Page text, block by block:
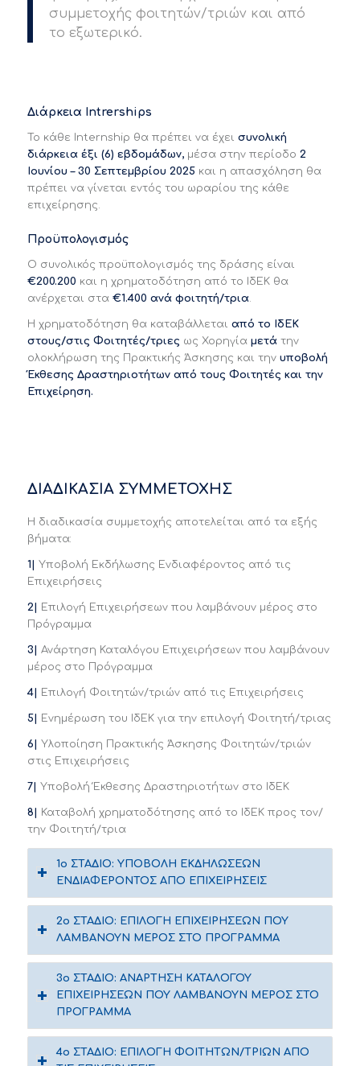
συμμετοχής φοιτητών/τριών και από
το εξωτερικό.
Διάρκεια Intrerships
Το κάθε Internship θα πρέπει να έχει συνολική
διάρκεια έξι (6) εβδομάδων, μέσα στην περίοδο 2
Ιουνίου – 30 Σεπτεμβρίου 2025 και η απασχόληση θα
πρέπει να γίνεται εντός του ωραρίου της κάθε
επιχείρησης.
Προϋπολογισμός
Ο συνολικός προϋπολογισμός της δράσης είναι
€200.200 και η χρηματοδότηση από το ΙδΕΚ θα
ανέρχεται στα €1.400 ανά φοιτητή/τρια.
Η χρηματοδότηση θα καταβάλλεται από το ΙδΕΚ
στους/στις Φοιτητές/τριες ως Χορηγία μετά την
ολοκλήρωση της Πρακτικής Άσκησης και την υποβολή
Έκθεσης Δραστηριοτήτων από τους Φοιτητές και την
Επιχείρηση.
ΔΙΑΔΙΚΑΣΙΑ ΣΥΜΜΕΤΟΧΗΣ
Η διαδικασία συμμετοχής αποτελείται από τα εξής
βήματα:
1|
Υποβολή Εκδήλωσης Ενδιαφέροντος από τις
Επιχειρήσεις
2|
Επιλογή Επιχειρήσεων που λαμβάνουν μέρος στο
Πρόγραμμα
3|
Ανάρτηση Καταλόγου Επιχειρήσεων που λαμβάνουν
μέρος στο Πρόγραμμα
4| Επιλογή Φοιτητών/τριών από τις Επιχειρήσεις
5| Ενημέρωση του ΙδΕΚ για την επιλογή Φοιτητή/τριας
6|
Υλοποίηση Πρακτικής Άσκησης Φοιτητών/τριών
στις Επιχειρήσεις
7| Υποβολή Έκθεσης Δραστηριοτήτων στο ΙδΕΚ
8|
Καταβολή χρηματοδότησης από το ΙδΕΚ προς τον/
την Φοιτητή/τρια
1ο ΣΤΑΔΙΟ: ΥΠΟΒΟΛΗ ΕΚΔΗΛΩΣΕΩΝ
ΕΝΔΙΑΦΕΡΟΝΤΟΣ ΑΠΟ ΕΠΙΧΕΙΡΗΣΕΙΣ
2ο ΣΤΑΔΙΟ: ΕΠΙΛΟΓΗ ΕΠΙΧΕΙΡΗΣΕΩΝ ΠΟΥ
ΛΑΜΒΑΝΟΥΝ ΜΕΡΟΣ ΣΤΟ ΠΡΟΓΡΑΜΜΑ
3ο ΣΤΑΔΙΟ: ΑΝΑΡΤΗΣΗ ΚΑΤΑΛΟΓΟΥ
ΕΠΙΧΕΙΡΗΣΕΩΝ ΠΟΥ ΛΑΜΒΑΝΟΥΝ ΜΕΡΟΣ ΣΤΟ
ΠΡΟΓΡΑΜΜΑ
4ο ΣΤΑΔΙΟ: ΕΠΙΛΟΓΗ ΦΟΙΤΗΤΩΝ/ΤΡΙΩΝ ΑΠΟ